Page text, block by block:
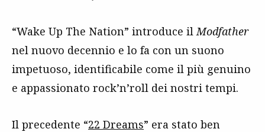
“Wake Up The Nation” introduce ilModfather
nel nuovo decennio e lo fa con un suono
impetuoso, identificabile come il più genuino
e appassionato rock’n’roll dei nostri tempi.
Il precedente “22 Dreams” era stato ben